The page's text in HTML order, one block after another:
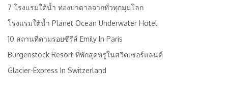
7 โรงแรมใต้น้ำ ท่องบาดาลจากทั่วทุกมุมโลก
โรงแรมใต้น้ำ Planet Ocean Underwater Hotel
10 สถานที่ตามรอยซีรีส์ Emily In Paris
Bürgenstock Resort ที่พักสุดหรูในสวิตเซอร์แลนด์
Glacier-Express In Switzerland